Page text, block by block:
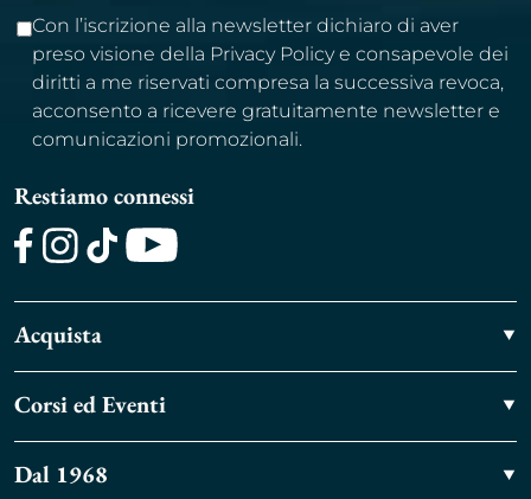
Con l’iscrizione alla newsletter dichiaro di aver
preso visione della Privacy Policy e consapevole dei
diritti a me riservati compresa la successiva revoca,
acconsento a ricevere gratuitamente newsletter e
comunicazioni promozionali.
Restiamo connessi
Acquista
Corsi ed Eventi
Dal 1968